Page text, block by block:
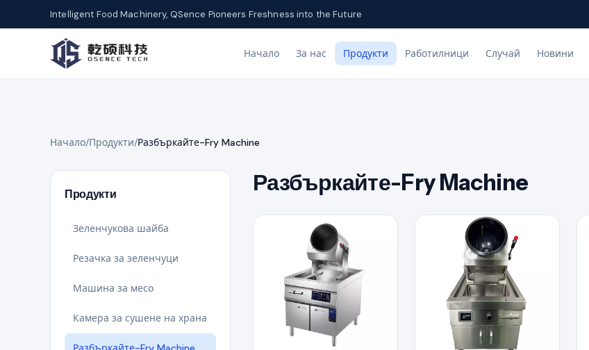
Intelligent Food Machinery, QSence Pioneers Freshness into the Future
Начало За нас Продукти Работилници Случай Новини
Начало/Продукти/Разбъркайте-Fry Machine
Продукти
Зеленчукова шайба
Резачка за зеленчуци
Машина за месо
Камера за сушене на храна
Разбъркайте-Fry Machine